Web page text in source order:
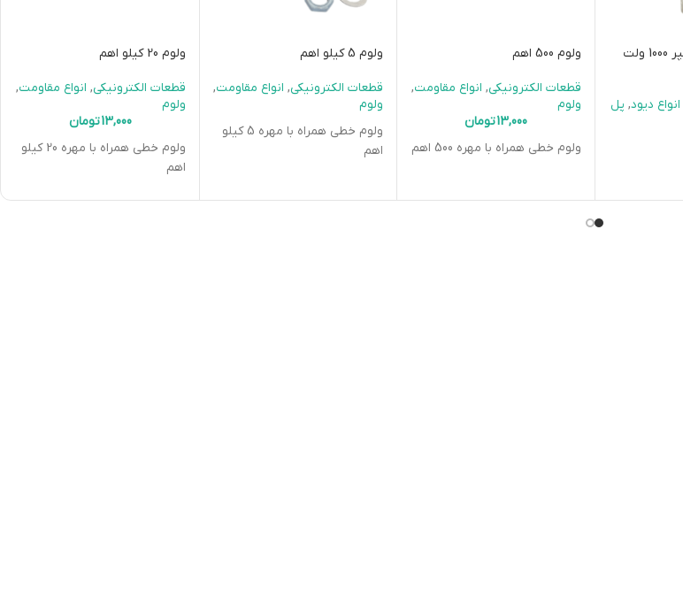
پل دیود مربعی 1 آمپر 1000 ولت
انواع دیود, پل
ولوم 500 اهم
قطعات الکترونیکی, انواع مقاومت,
ولوم
13,000تومان
ولوم خطی همراه با مهره 500 اهم
ولوم 5 کیلو اهم
قطعات الکترونیکی, انواع مقاومت,
ولوم
ولوم خطی همراه با مهره 5 کیلو
اهم
ولوم 20 کیلو اهم
قطعات الکترونیکی, انواع مقاومت,
ولوم
13,000تومان
ولوم خطی همراه با مهره 20 کیلو
اهم